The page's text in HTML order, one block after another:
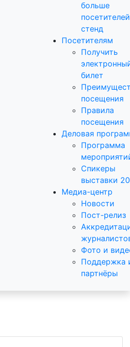
больше
стенд
Посетителям
Получить
билет
посещения
Правила
посещения
Деловая
Программа
Спикеры
выставки
Медиа-центр
Новости
Пост-релиз
Фото и
Поддержка
партнёры